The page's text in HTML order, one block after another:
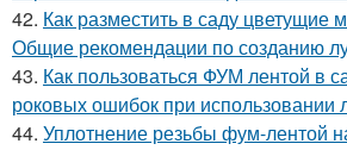
42. Как разместить в саду цветущие
Общие рекомендации по созданию
43. Как пользоваться ФУМ лентой в
роковых ошибок при
44. Уплотнение резьбы фум-лентой